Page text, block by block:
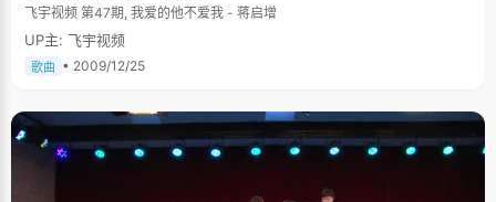
飞宇视频 第47期, 我爱的他不爱我 - 蒋启增
UP主: 飞宇视频
歌曲 • 2009/12/25